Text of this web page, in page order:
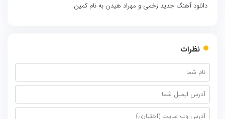
دانلود آهنگ جدید زخمی و مهراد هیدن به نام کمین
نظرات